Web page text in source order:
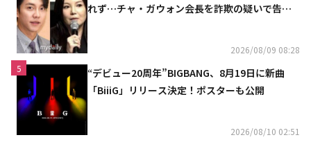
れず…チャ・ガウォン会長を詐欺の疑いで告訴
2026/08/09 08:28
5
“デビュー20周年”BIGBANG、8月19日に新曲
「BiiiG」リリース決定！ポスターも公開
2026/08/10 02:51